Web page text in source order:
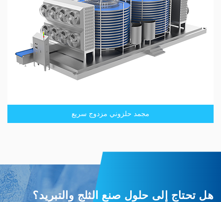
مجمد حلزوني مزدوج سريع
هل تحتاج إلى حلول صنع الثلج والتبريد؟